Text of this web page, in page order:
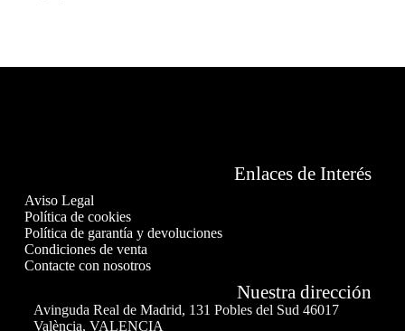
Enlaces de Interés
Aviso Legal
Política de cookies
Política de garantía y devoluciones
Condiciones de venta
Contacte con nosotros
Nuestra dirección
Avinguda Real de Madrid, 131 Pobles del Sud 46017
València, VALENCIA